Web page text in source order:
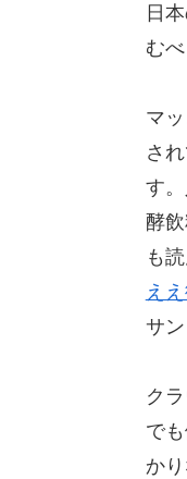
日
むべ
マ
さ
す
酵
も
え
サ
ク
で
か